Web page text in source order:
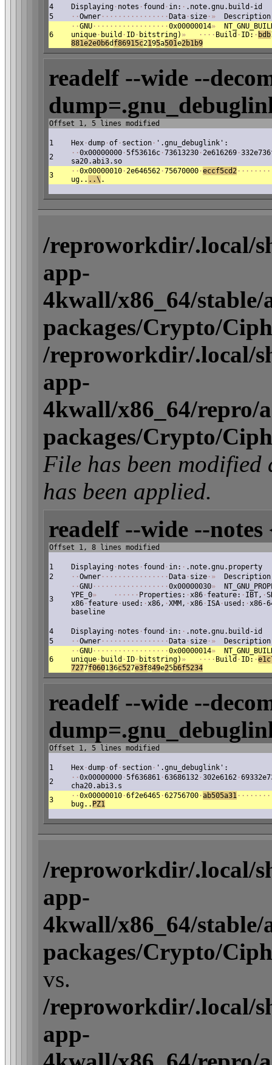
4 Displaying · notes · found · in: · .note.gnu.build-id
5
· ·Owner · · · · · · · · · · · · · · · · Data · size · » Description
6
· ·GNU · · · · · · · · · · · · · · · · · ·0x00000014»
unique · build · ID · bitstring) » · · · · Build · ID: · bdb
881e2e0b6d f86915c2195a501e2b1b9
readelf --wide --
Offset 1, 5 lines modified
1 Hex ·dump ·of · section · '.gnu_debuglink':
2
· ·0x00000000 ·5f53616c ·73613230 ·2e616269 ·
sa20.abi3.so
3
· ·0x00000010 ·2e646562 ·75670000 ·eccf5cd2 · · · · · · · ·
ug.. ..\ .
/reproworkdir/.local/
app-
4kwall/x86_64/
packages/Crypto/
/reproworkdir/.local/
app-
4kwall/x86_64/repro/
packages/Crypto/
File has been
has been applied.
readelf --wide --notes
Offset 1, 8 lines modified
1 Displaying · notes · found · in: · .note.gnu.property
2
· ·Owner · · · · · · · · · · · · · · · · Data · size · » Description
3
· ·GNU · · · · · · · · · · · · · · · · · ·0x00000030»
YPE_0» · · · · · · Properties: ·x86 · feature: · IBT, ·
x86 · feature · used: ·x86, ·XMM, ·x86 · ISA · used: ·x86-
baseline
4 Displaying · notes · found · in: · .note.gnu.build-id
5
· ·Owner · · · · · · · · · · · · · · · · Data · size · » Description
6
· ·GNU · · · · · · · · · · · · · · · · · ·0x00000014»
unique · build · ID · bitstring) » · · · · Build · ID: ·e
7277f060136c527e3f849e25b6f5234
readelf --wide --
Offset 1, 5 lines modified
1 Hex ·dump ·of · section · '.gnu_debuglink':
2
· ·0x00000000 ·5f636861 ·63686132 ·302e6162 ·
cha20.abi3.s
3
· ·0x00000010 ·6f2e6465 ·62756700 ·ab505a31 · · · · · · · ·
bug.. PZ1
/reproworkdir/.local/
app-
4kwall/x86_64/
packages/Crypto/
vs.
/reproworkdir/.local/
app-